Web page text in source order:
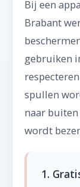
Bij een
Brabant
gebruiken
spullen
naar
wordt
1.